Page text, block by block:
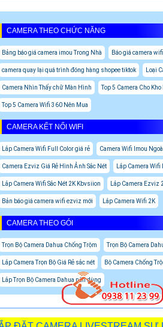
CAMERA THEO CHỨC NĂNG
Bảng báo giá camera imou Trong Nhà Báo giá camera wifi
camera quay lại quá trình đóng hàng shopee tiktok Loại
Camera Nhìn Thấy chữ Màn Hình Top 5 Camera Cho Kho
Top 5 Camera Wifi 360 Nên Mua
CAMERA KẾT NỐI WIFI
Lắp Camera Wifi Full Color giá rẻ Camera Wifi Imou
Camera Ezviz Giá Rẻ Hình Ảnh Sắc Nét Lắp Camera
Lắp Camera Wifi Sắc Nét 2K Kbvsiion Lắp Camera Ezviz
Bản báo giá camera wifi ezviz mới Lắp Camera Wifi 2K
CAMERA THEO GÓI
Trọn Bộ Camera Dahua Chống Trộm Trọn Bộ Camera
Lắp Camera Trọn Bộ Giá Rẻ sắc nét Bộ Camera Chống
Lắp Trọn Bộ Camera Dahua nên dùng